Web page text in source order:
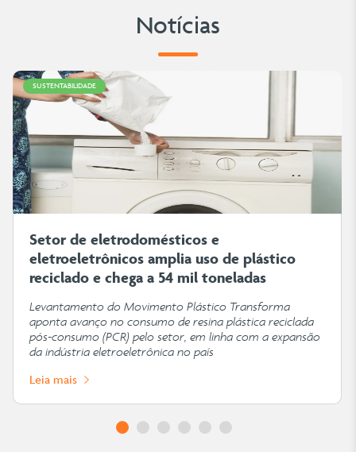
Notícias
SUSTENTABILIDADE
Setor de eletrodomésticos e
eletroeletrônicos amplia uso de plástico
reciclado e chega a 54 mil toneladas
Levantamento do Movimento Plástico Transforma
aponta avanço no consumo de resina plástica reciclada
pós-consumo (PCR) pelo setor, em linha com a expansão
da indústria eletroeletrônica no país
Leia mais